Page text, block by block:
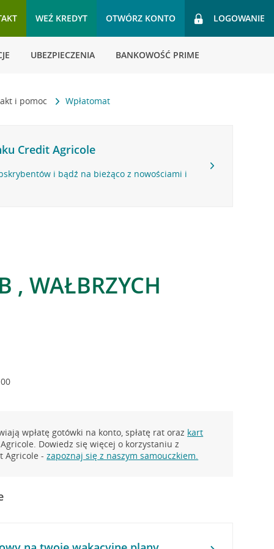
WEŹ KREDYT OTWÓRZ KONTO LOGOWANIE
UBEZPIECZENIA BANKOWOŚĆ PRIME
i pomoc Wpłatomat
Credit Agricole
i bądź na bieżąco z nowościami i
, WAŁBRZYCH
wpłatę gotówki na konto, spłatę rat oraz kart
Dowiedz się więcej o korzystaniu z
Agricole -zapoznaj się z naszym samouczkiem.